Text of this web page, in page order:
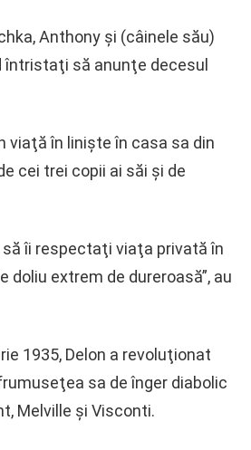
Anthony şi (câinele său)
întristaţi să anunţe decesul
viaţă în linişte în casa sa din
cei trei copii ai săi şi de
să îi respectaţi viaţa privată în
doliu extrem de dureroasă”, au
1935, Delon a revoluţionat
sa de înger diabolic
Melville şi Visconti.